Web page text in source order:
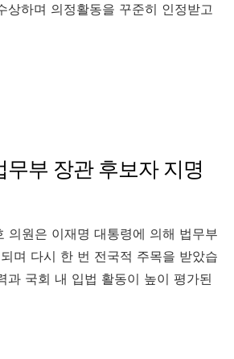
상하며 의정활동을 꾸준히 인정받고
부 장관 후보자 지명
의원은 이재명 대통령에 의해 법무부
며 다시 한 번 전국적 주목을 받았습
과 국회 내 입법 활동이 높이 평가된